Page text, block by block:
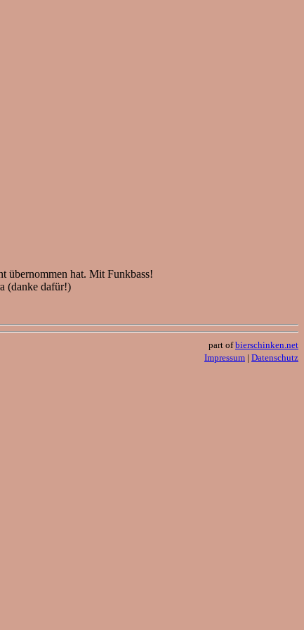
übernommen hat. Mit Funkbass!
(danke dafür!)
part ofbierschinken.net
Impressum | Datenschutz